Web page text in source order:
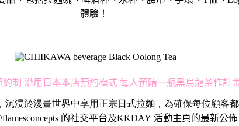
體驗！
約制 沿用日本本店預約模式 每人預購一瓶黑烏龍茶作訂
沉浸於漫畫世界中享用正宗日式拉麵， 為確保每位顧客
的社交平台及KKDAY 活動主頁的最新公